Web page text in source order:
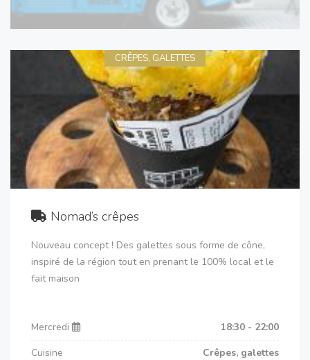
CRÊPES, GALETTES
Nomad’s crêpes
Nouveau concept ! Des galettes sous forme de cône,
inspiré de la région tout en prenant le 100% local et le
fait maison
Mercredi
18:30 - 22:00
Cuisine
Crêpes, galettes